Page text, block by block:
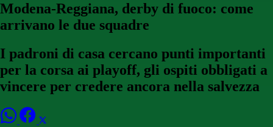
Modena-Reggiana, derby di fuoco: come
arrivano le due squadre
I padroni di casa cercano punti importanti
per la corsa ai playoff, gli ospiti obbligati a
vincere per credere ancora nella salvezza